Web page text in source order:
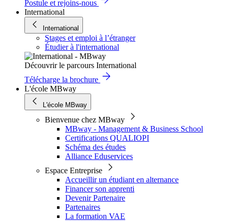
Postule et rejoins-nous
International
International
Stages et emploi à l’étranger
Étudier à l'international
Découvrir le parcours International
Télécharge la brochure
L'école MBway
L'école MBway
Bienvenue chez MBway
MBway - Management & Business School
Certifications QUALIOPI
Schéma des études
Alliance Eduservices
Espace Entreprise
Accueillir un étudiant en alternance
Financer son apprenti
Devenir Partenaire
Partenaires
La formation VAE